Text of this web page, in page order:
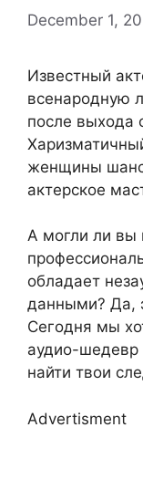
December 1,
Известный
всенародную
после выхода
женщины
актерское
А могли ли вы
обладает
данными? Да,
Сегодня мы
аудио-шедевр
найти твои
Advertisment